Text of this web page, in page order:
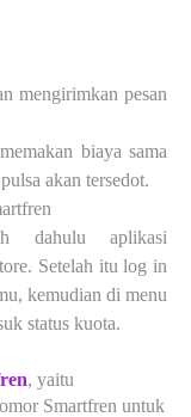
mengirimkan pesan
biaya sama
akan tersedot.
dahulu aplikasi
Setelah itu log in
kemudian di menu
status kuota.
, yaitu
Smartfren untuk